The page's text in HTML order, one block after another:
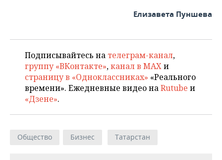
Елизавета Пуншева
Подписывайтесь на телеграм-канал,
группу «ВКонтакте»,канал в MAXи
страницу в «Одноклассниках» «Реального
времени». Ежедневные видео наRutube и
«Дзене».
Общество Бизнес Татарстан